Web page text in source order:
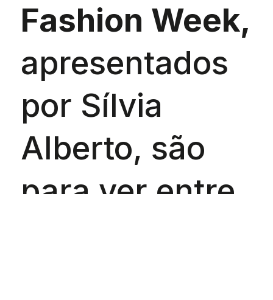
Fashion Week,
apresentados
por Sílvia
Alberto, são
para ver entre